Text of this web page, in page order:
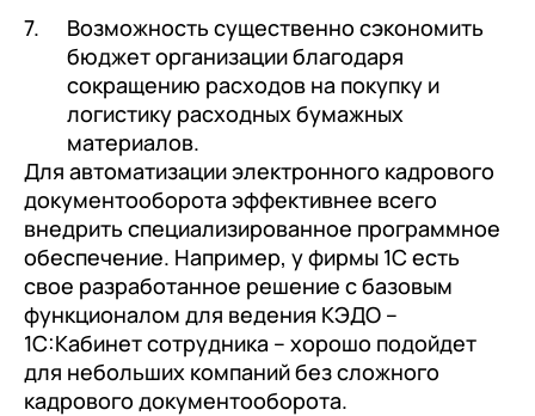
Возможность существенно сэкономить
бюджет организации благодаря
сокращению расходов на покупку и
логистику расходных бумажных
материалов.
Для автоматизации электронного кадрового
документооборота эффективнее всего
внедрить специализированное программное
обеспечение. Например, у фирмы 1С есть
свое разработанное решение с базовым
функционалом для ведения КЭДО –
1С:Кабинет сотрудника – хорошо подойдет
для небольших компаний без сложного
кадрового документооборота.
Я даю согласие на обработкуПерсональных
данныхв соответствии сПолитикой
Конфиденциальности
Отправить
Я даю согласие на обработкуПерсональных
данныхв соответствии с
Конфиденциальности
Отправить
Я даю согласие на обработкуПерсональных
данныхв соответствии сПолитикой
Конфиденциальности
Продолжить покупки